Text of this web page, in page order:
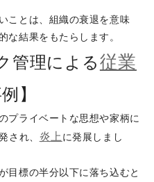
ことは、組織の衰退を意味
な結果をもたらします。
管理による従業
】
プライベートな思想や家柄に
され、 炎上 に発展しまし
目標の半分以下に落ち込むと